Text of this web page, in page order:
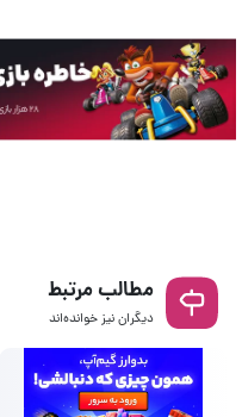
مطالب مرتبط
دیگران نیز خوانده‌اند